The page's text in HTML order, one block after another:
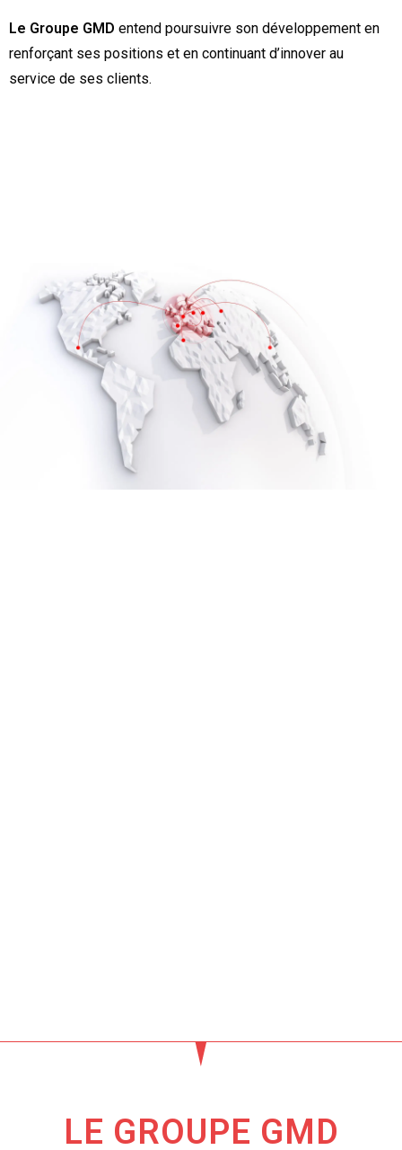
Le Groupe GMD entend poursuivre son développement en
renforçant ses positions et en continuant d’innover au
service de ses clients.
LE GROUPE GMD